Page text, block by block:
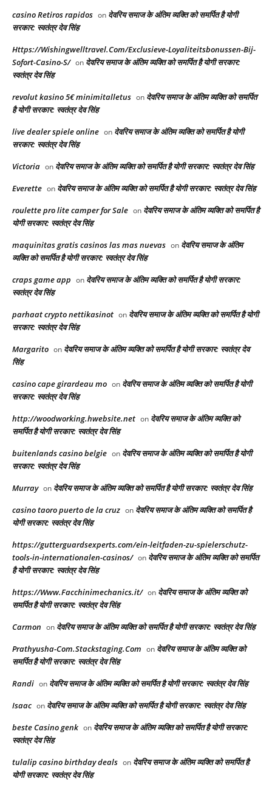
casino Retiros rapidos on देवरिय समाज के अंतिम व्यक्ति को समर्पित है योगी
सरकार: स्वतंत्र देव सिंह
Https://Wishingwelltravel.Com/Exclusieve-Loyaliteitsbonussen-Bij-
Sofort-Casino-S/ on देवरिय समाज के अंतिम व्यक्ति को समर्पित है योगी सरकार:
स्वतंत्र देव सिंह
revolut kasino 5€ minimitalletus on देवरिय समाज के अंतिम व्यक्ति को समर्पित
है योगी सरकार: स्वतंत्र देव सिंह
live dealer spiele online on देवरिय समाज के अंतिम व्यक्ति को समर्पित है योगी
सरकार: स्वतंत्र देव सिंह
Victoria on देवरिय समाज के अंतिम व्यक्ति को समर्पित है योगी सरकार: स्वतंत्र देव सिंह
Everette on देवरिय समाज के अंतिम व्यक्ति को समर्पित है योगी सरकार: स्वतंत्र देव सिंह
roulette pro lite camper for Sale on देवरिय समाज के अंतिम व्यक्ति को समर्पित है
योगी सरकार: स्वतंत्र देव सिंह
maquinitas gratis casinos las mas nuevas on देवरिय समाज के अंतिम
व्यक्ति को समर्पित है योगी सरकार: स्वतंत्र देव सिंह
craps game app on देवरिय समाज के अंतिम व्यक्ति को समर्पित है योगी सरकार:
स्वतंत्र देव सिंह
parhaat crypto nettikasinot on देवरिय समाज के अंतिम व्यक्ति को समर्पित है योगी
सरकार: स्वतंत्र देव सिंह
Margarito on देवरिय समाज के अंतिम व्यक्ति को समर्पित है योगी सरकार: स्वतंत्र देव
सिंह
casino cape girardeau mo on देवरिय समाज के अंतिम व्यक्ति को समर्पित है योगी
सरकार: स्वतंत्र देव सिंह
http://woodworking.hwebsite.net on देवरिय समाज के अंतिम व्यक्ति को
समर्पित है योगी सरकार: स्वतंत्र देव सिंह
buitenlands casino belgie on देवरिय समाज के अंतिम व्यक्ति को समर्पित है योगी
सरकार: स्वतंत्र देव सिंह
Murray on देवरिय समाज के अंतिम व्यक्ति को समर्पित है योगी सरकार: स्वतंत्र देव सिंह
casino taoro puerto de la cruz on देवरिय समाज के अंतिम व्यक्ति को समर्पित है
योगी सरकार: स्वतंत्र देव सिंह
https://gutterguardsexperts.com/ein-leitfaden-zu-spielerschutz-
tools-in-internationalen-casinos/ on देवरिय समाज के अंतिम व्यक्ति को समर्पित
है योगी सरकार: स्वतंत्र देव सिंह
https://Www.Facchinimechanics.it/ on देवरिय समाज के अंतिम व्यक्ति को
समर्पित है योगी सरकार: स्वतंत्र देव सिंह
Carmon on देवरिय समाज के अंतिम व्यक्ति को समर्पित है योगी सरकार: स्वतंत्र देव सिंह
Prathyusha-Com.Stackstaging.Com on देवरिय समाज के अंतिम व्यक्ति को
समर्पित है योगी सरकार: स्वतंत्र देव सिंह
Randi on देवरिय समाज के अंतिम व्यक्ति को समर्पित है योगी सरकार: स्वतंत्र देव सिंह
Isaac on देवरिय समाज के अंतिम व्यक्ति को समर्पित है योगी सरकार: स्वतंत्र देव सिंह
beste Casino genk on देवरिय समाज के अंतिम व्यक्ति को समर्पित है योगी सरकार:
स्वतंत्र देव सिंह
tulalip casino birthday deals on देवरिय समाज के अंतिम व्यक्ति को समर्पित है
योगी सरकार: स्वतंत्र देव सिंह